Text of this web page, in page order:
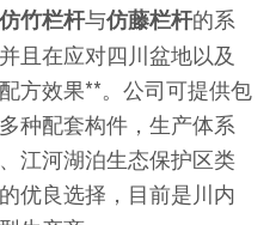
仿竹栏杆与仿藤栏杆的系
且在应对四川盆地以及
方效果**。公司可提供包
种配套构件，生产体系
江河湖泊生态保护区类
优良选择，目前是川内